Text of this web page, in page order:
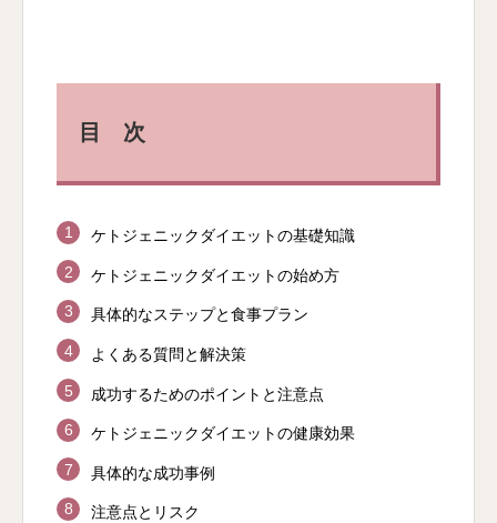
目 次
ケトジェニックダイエットの基礎知識
ケトジェニックダイエットの始め方
具体的なステップと食事プラン
よくある質問と解決策
成功するためのポイントと注意点
ケトジェニックダイエットの健康効果
具体的な成功事例
注意点とリスク